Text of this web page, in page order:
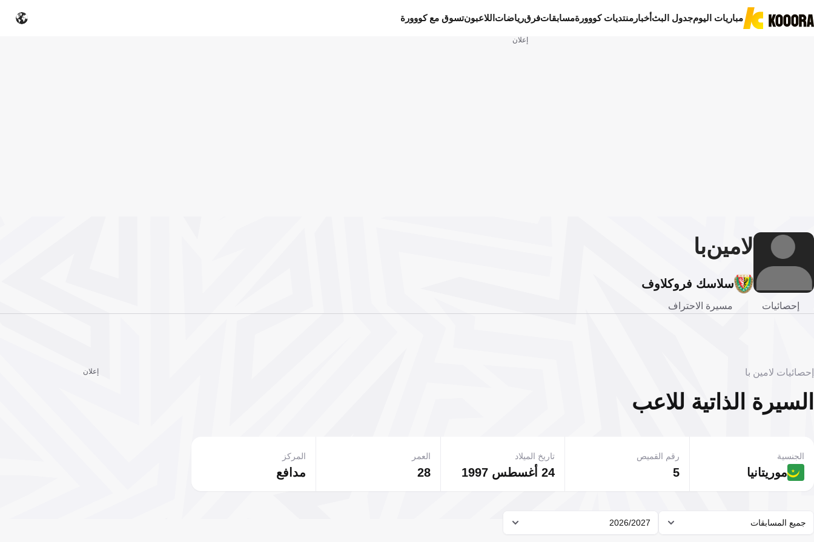
مباريات اليومجدول البثأخبار منتديات كووورةمسابقاتفرقرياضات اللاعبونتسوق مع كووورة
إعلان
لامينبا
سلاسك فروكلاوف
إحصائيات مسيرة الاحتراف
إحصائيات لامين با
السيرة الذاتية للاعب
موريتانيا
الجنسية
5
رقم القميص
24 أغسطس 1997
تاريخ الميلاد
28
العمر
مدافع
المركز
جميع المسابقات 2026/2027
إعلان